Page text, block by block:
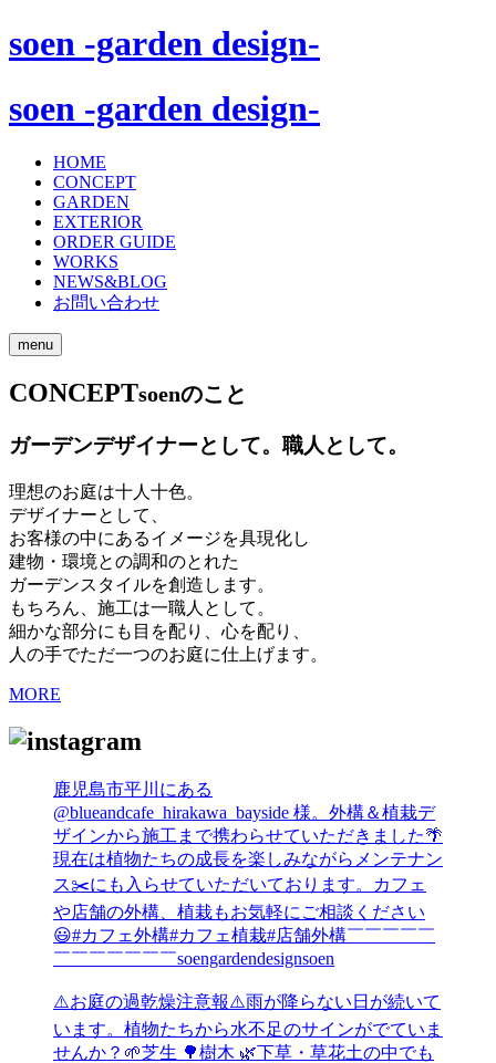
soen -garden design-
soen -garden design-
HOME
CONCEPT
GARDEN
EXTERIOR
ORDER GUIDE
WORKS
NEWS&BLOG
お問い合わせ
menu
CONCEPTsoenのこと
ガーデンデザイナーとして。職人として。
理想のお庭は十人十色。
デザイナーとして、
お客様の中にあるイメージを具現化し
建物・環境との調和のとれた
ガーデンスタイルを創造します。
もちろん、施工は一職人として。
細かな部分にも目を配り、心を配り、
人の手でただ一つのお庭に仕上げます。
MORE
⁡鹿児島市平川にある
@blueandcafe_hirakawa_bayside 様。外構＆植栽デ
ザインから施工まで携わらせていただきました🌴⁡
現在は植物たちの成長を楽しみながらメンテナン
ス✂️にも入らせていただいております。⁡カフェ
や店舗の外構、植栽もお気軽にご相談ください
😃#カフェ外構#カフェ植栽#店舗外構⁡￣￣￣￣￣
￣￣￣￣￣￣￣soengardendesignsoen
⁡⁡⚠️お庭の過乾燥注意報⚠️雨が降らない日が続いて
います。植物たちから水不足のサインがでていま
せんか？🌱芝生 🌳樹木 ⁡🌿下草・草花土の中でも